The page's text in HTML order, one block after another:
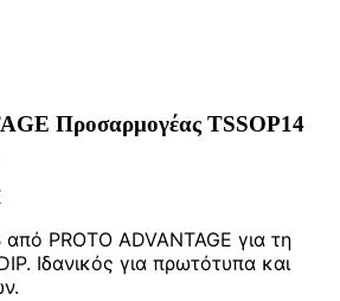
Προσαρμογέας TSSOP14
PROTO ADVANTAGE για τη
Ιδανικός για πρωτότυπα και